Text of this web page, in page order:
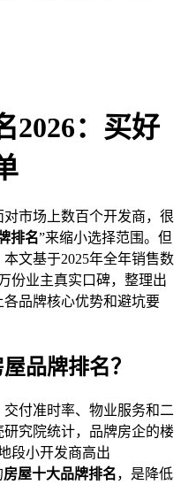
2026：买好
市场上数百个开发商，很
排名”来缩小选择范围。但
文基于2025年全年销售数
份业主真实口碑，整理出
各品牌核心优势和避坑要
品牌排名？
付准时率、物业服务和二
究院统计，品牌房企的楼
段小开发商高出
房屋十大品牌排名，是降低